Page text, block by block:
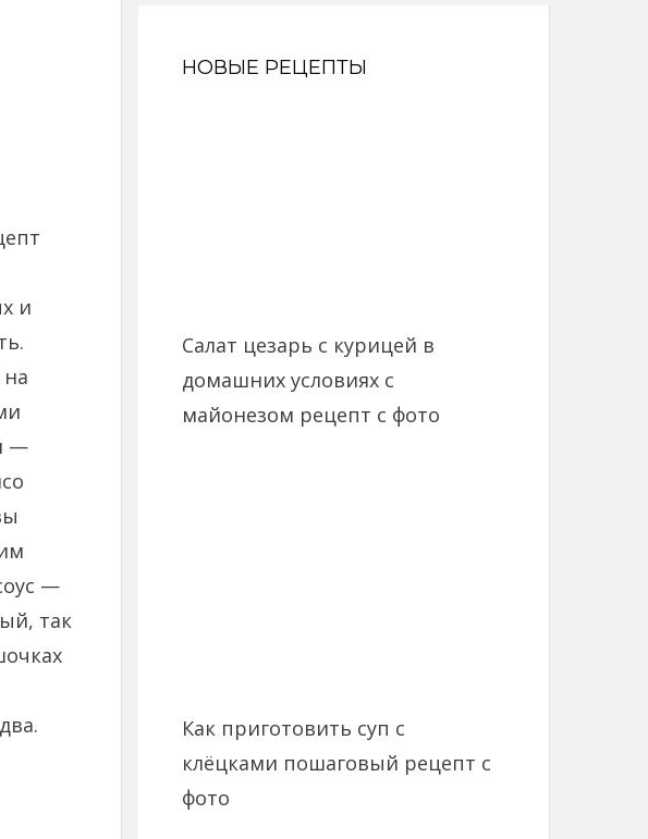
и
—
—
так
НОВЫЕ РЕЦЕПТЫ
Салат цезарь с курицей в
домашних условиях с
майонезом рецепт с фото
Как приготовить суп с
клёцками пошаговый рецепт с
фото